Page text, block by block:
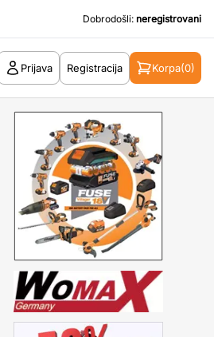
Dobrodošli: neregistrovani
Prijava Registracija Korpa(0)